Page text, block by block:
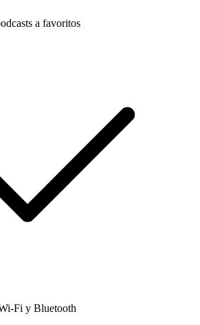
a favoritos
Fi y Bluetooth